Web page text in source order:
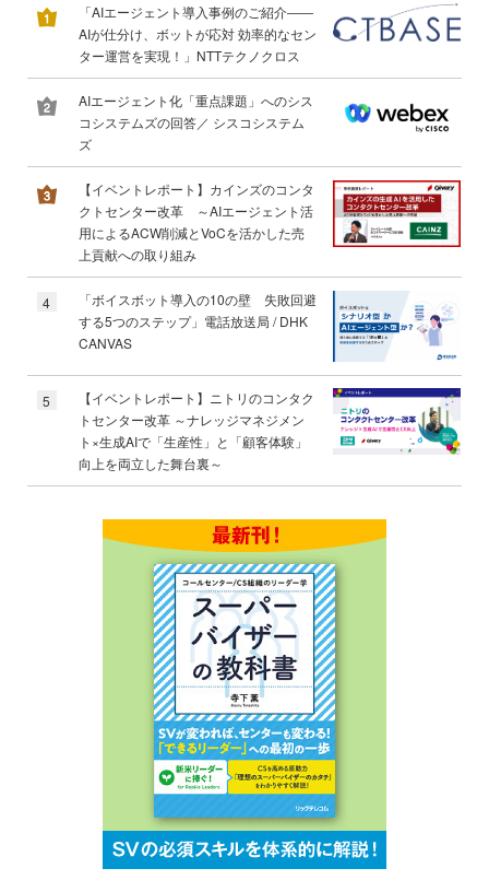
「AIエージェント導入事例のご紹介――
AIが仕分け、ボットが応対 効率的なセン
ター運営を実現！」NTTテクノクロス
AIエージェント化「重点課題」へのシス
コシステムズの回答／ シスコシステム
ズ
【イベントレポート】カインズのコンタ
クトセンター改革 ～AIエージェント活
用によるACW削減とVoCを活かした売
上貢献への取り組み
4
「ボイスボット導入の10の壁 失敗回避
する5つのステップ」電話放送局 / DHK
CANVAS
5
【イベントレポート】ニトリのコンタク
トセンター改革 ～ナレッジマネジメン
ト×生成AIで「生産性」と「顧客体験」
向上を両立した舞台裏～